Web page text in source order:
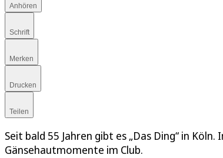
Anhören
Schrift
Merken
Drucken
Teilen
Seit bald 55 Jahren gibt es „Das Ding“ in
Gänsehautmomente im Club.